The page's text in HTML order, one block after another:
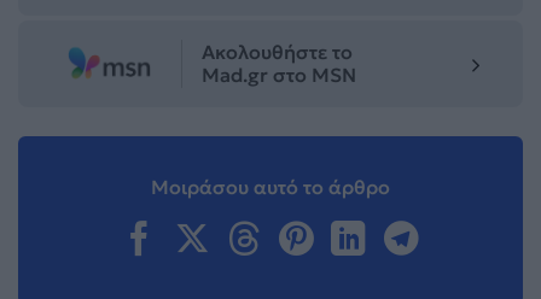
Ακολουθήστε το
Mad.gr στο MSN
Μοιράσου αυτό το άρθρο